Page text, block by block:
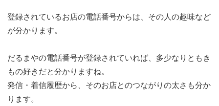
登録されているお店の電話番号からは、その人の趣味など
が分かります。
だるまやの電話番号が登録されていれば、多少なりともき
もの好きだと分かりますね。
発信・着信履歴から、そのお店とのつながりの太さも分か
ります。